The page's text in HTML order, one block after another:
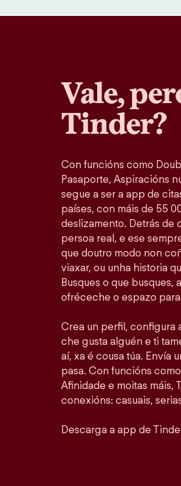
Vale,
Tinder?
Con funcións como
Pasaporte, Aspiracións
segue a ser a app de
países, con máis de 55
deslizamento. Detrás de
persoa real, e ese
que doutro modo non
viaxar, ou unha historia
Busques o que busques,
ofréceche o espazo
Crea un perfil, configura
che gusta alguén e ti
aí, xa é cousa túa. Envía
pasa. Con funcións
Afinidade e moitas máis,
conexións: casuais,
Descarga a app de